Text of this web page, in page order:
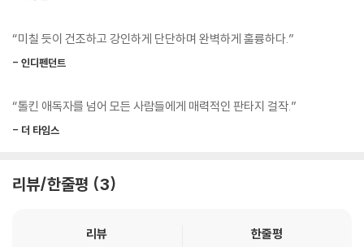
--- p.150
로 숲속의 사냥꾼이오.” 하지만 요정들은 (다른 이유는 알지 못하고) 그가
친구를 죽인 사실 때문에 이런 이름을 취한 것으로 짐작하고 더 이상 묻지
아들이며, 무법자이며, 친구를 죽인 자이며, 사랑을 도둑질한 자이며, 나르
의기양양했다. 위대한 영웅들이 동과 서에서 빛나는 검을 맞잡고 모르고스
의 세력을 가로막고 있었다. 페아노르의 장자 마에드로스가 모든 세력을
에 넘어간 배신자들로 인해 동맹은 무너지고 요정들은 몰락한다. 한없는
포로가 된다. 모르고스는 자신에게 대항할 마지막 희망으로 예견되는 숨은
끔찍한 저주를 내리고, 이렇게 ‘나른 에라크 모르고스’, 즉 모르고스의 저주
“내 생각이 운명의 먹구름이 되어 네가 사랑하는 모든 자들을 짓누르고 그
“미칠 듯이 건조하고 강인하게 단단하며 완벽하게 훌륭하다.”
- 인디펜던트
“톨킨 애독자를 넘어 모든 사람들에게 매력적인 판타지 걸작.”
- 더 타임스
리뷰/한줄평 3
리뷰
한줄평